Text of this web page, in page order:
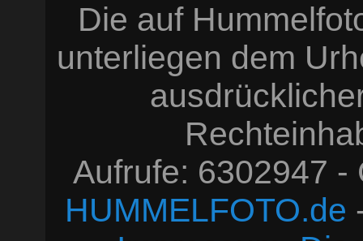
Die auf
unterliegen dem
Aufrufe: 6302947
HUMMELFOTO.de